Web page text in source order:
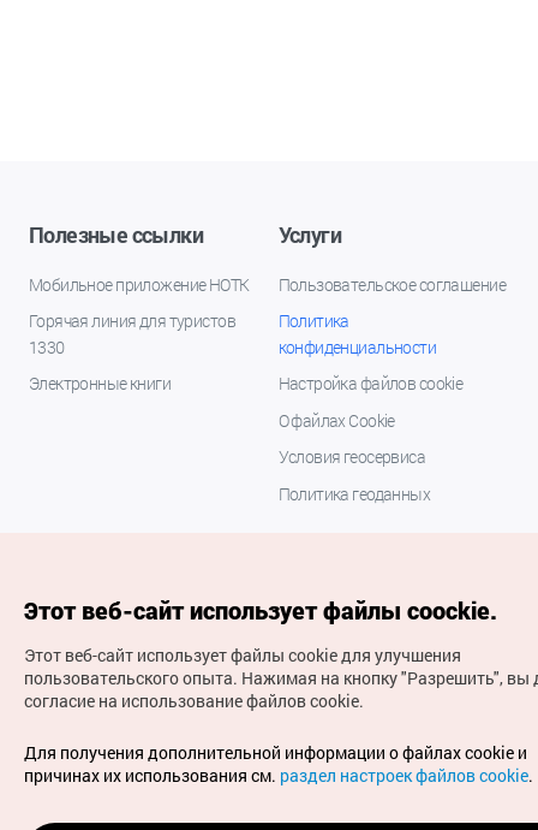
Полезные ссылки
Мобильное приложение НОТК
Горячая линия для туристов
1330
Электронные книги
Услуги
Пользовательское соглашение
Политика
конфиденциальности
Настройка файлов cookie
О файлах Cookie
Условия геосервиса
Политика геоданных
(с) Национальная организация туризма Кореи Все
права защищены
Для извещения об ошибках и проблемах, связанных с
работой веб-сайта, направляйте ваши запросы на
официальный адрес электронной почты
Этот веб-сайт использует файлы coockie.
Этот веб-сайт использует файлы cookie для улучшения
пользовательского опыта. Нажимая на кнопку "Разрешить", вы
согласие на использование файлов cookie.
Для получения дополнительной информации о файлах cookie и
причинах их использования см. раздел настроек файлов cookie.